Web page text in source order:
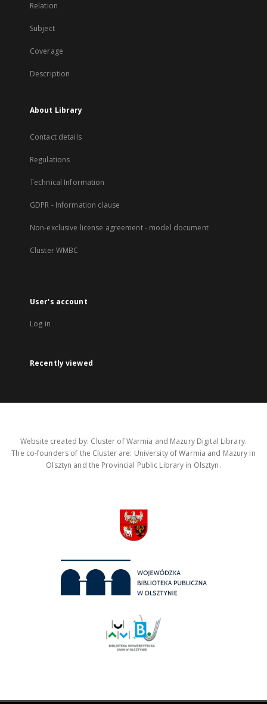
Relation
Subject
Coverage
Description
About Library
Contact details
Regulations
Technical Information
GDPR - Information clause
Non-exclusive license agreement - model document
Cluster WMBC
User's account
Log in
Recently viewed
Website created by: Cluster of Warmia and Mazury Digital Library.
The co-founders of the Cluster are: University of Warmia and Mazury in
Olsztyn and the Provincial Public Library in Olsztyn.